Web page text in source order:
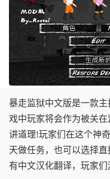
暴走监狱中文版是一款
戏中玩家将会作为被关
讲道理!玩家们在这个神
天做任务，也可以选择
有中文汉化翻译，玩家